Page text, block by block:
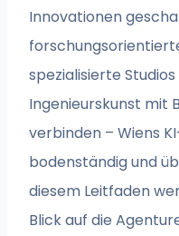
Innovationen
spezialisierte
Ingenieurskunst mit
verbinden – Wiens
bodenständig und
diesem Leitfaden
Blick auf die